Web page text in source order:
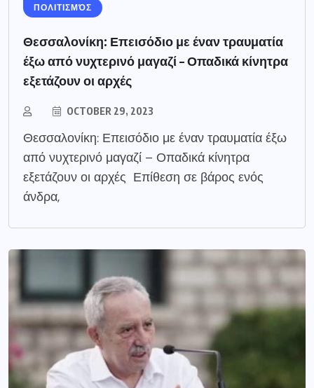
ΠΟΛΙΤΙΣΜΌΣ
Θεσσαλονίκη: Επεισόδιο με έναν τραυματία
έξω από νυχτερινό μαγαζί – Οπαδικά κίνητρα
εξετάζουν οι αρχές
OCTOBER 29, 2023
Θεσσαλονίκη: Επεισόδιο με έναν τραυματία έξω
από νυχτερινό μαγαζί – Οπαδικά κίνητρα
εξετάζουν οι αρχές Επίθεση σε βάρος ενός
άνδρα,